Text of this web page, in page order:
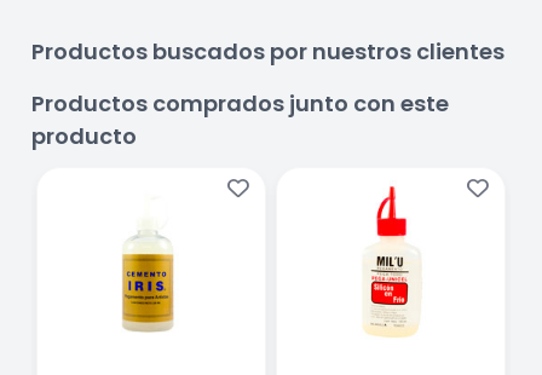
Productos buscados por nuestros clientes
Productos comprados junto con este
producto